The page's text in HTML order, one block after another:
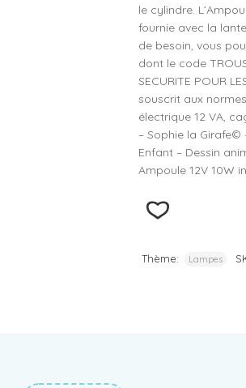
le cylindre.
fournie avec la
de besoin, vous
dont le code
SECURITE POUR
souscrit aux
électrique 12 VA,
– Sophie la Girafe©
Enfant – Dessin
Ampoule 12V 10W
Thème: Lampes